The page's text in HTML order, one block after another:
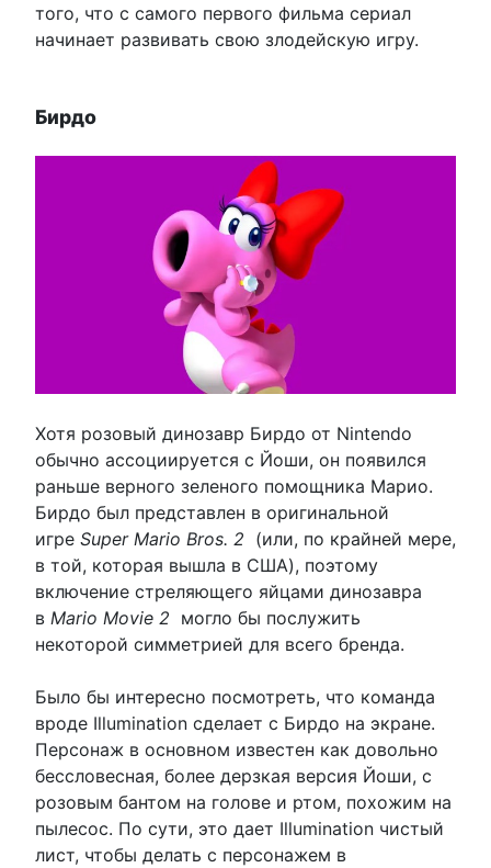
того, что с самого первого фильма сериал
начинает развивать свою злодейскую игру.
Бирдо
Хотя розовый динозавр Бирдо от Nintendo
обычно ассоциируется с Йоши, он появился
раньше верного зеленого помощника Марио.
Бирдо был представлен в оригинальной
игре Super Mario Bros. 2 (или, по крайней мере,
в той, которая вышла в США), поэтому
включение стреляющего яйцами динозавра
в Mario Movie 2 могло бы послужить
некоторой симметрией для всего бренда.
Было бы интересно посмотреть, что команда
вроде Illumination сделает с Бирдо на экране.
Персонаж в основном известен как довольно
бессловесная, более дерзкая версия Йоши, с
розовым бантом на голове и ртом, похожим на
пылесос. По сути, это дает Illumination чистый
лист, чтобы делать с персонажем в